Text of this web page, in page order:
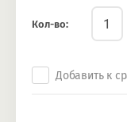
Кол-во:
Добавить к